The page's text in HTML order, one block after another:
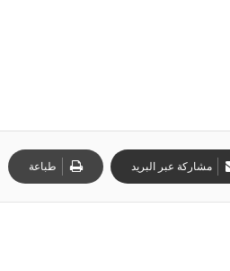
مشاركة عبر البريد طباعة